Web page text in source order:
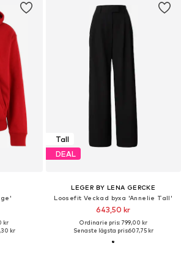
kr
kr
Tall
DEAL
LEGER BY LENA GERCKE
Loosefit Veckad byxa 'Annelie Tall'
643,50 kr
Ordinarie pris: 799,00 kr
Senaste lägsta pris:607,75 kr